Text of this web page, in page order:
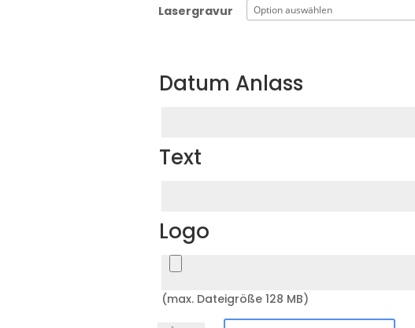
Lasergravur
Datum Anlass
Text
Logo
(max. Dateigröße 128 MB)